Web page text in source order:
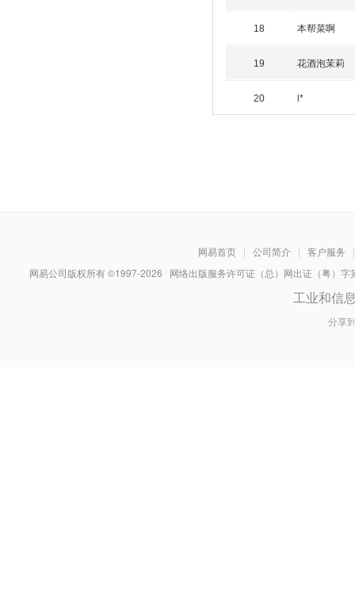
18 本帮菜啊
19 花酒泡茉莉
20 l*
网易首页 | 公司简介 | 客户服务
|
网易公司版权所有 ©1997-2026 网络出版服务许可证（总）网出证（粤）
工业和信
分享